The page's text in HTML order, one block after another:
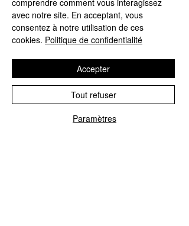
Offres et Services
A propos de nous
Protection des données
Mentions légales
comprendre comment vous interagissez
avec notre site. En acceptant, vous
consentez à notre utilisation de ces
cookies. Politique de confidentialité
Paramètres
Tout refuser
Accepter